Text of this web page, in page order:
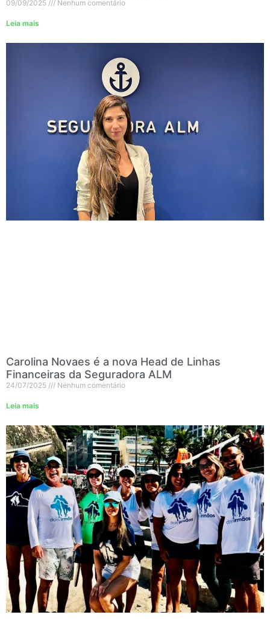
09/09/2025 Nenhum comentário
Leia mais
Carolina Novaes é a nova Head de Linhas
Financeiras da Seguradora ALM
24/07/2025 Nenhum comentário
Leia mais